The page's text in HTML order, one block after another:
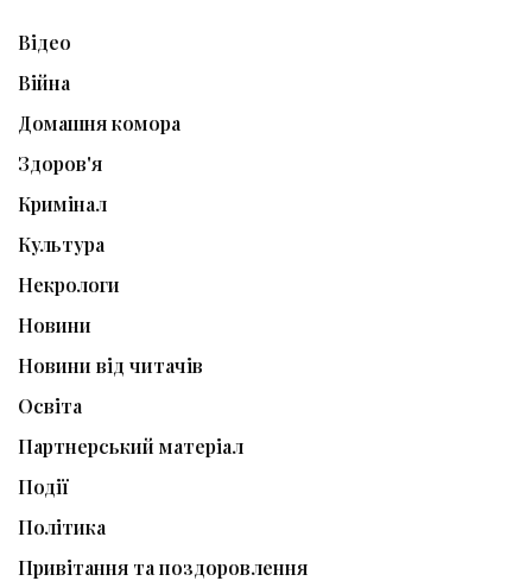
Відео
Війна
Домашня комора
Здоров'я
Кримінал
Культура
Некрологи
Новини
Новини від читачів
Освіта
Партнерський матеріал
Події
Політика
Привітання та поздоровлення